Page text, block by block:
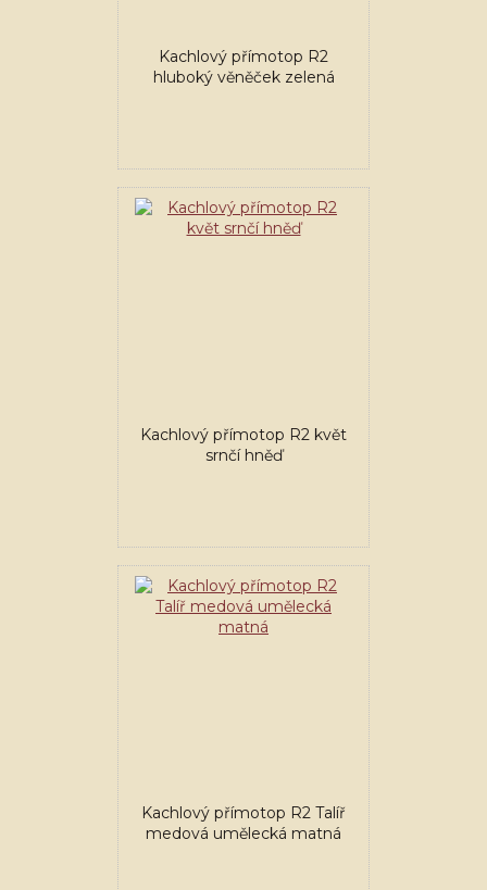
Kachlový přímotop R2
hluboký věněček zelená
Kachlový přímotop R2 květ
srnčí hněď
Kachlový přímotop R2 Talíř
medová umělecká matná